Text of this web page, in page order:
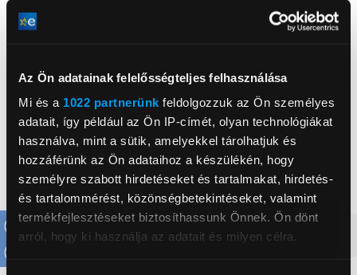
Az Ön adatainak felelősségteljes felhasználása
Mi és a 1022 partnerünk feldolgozzuk az Ön személyes
adatait, így például az Ön IP-címét, olyan technológiákat
használva, mint a sütik, amelyekkel tárolhatjuk és
hozzáférünk az Ön adataihoz a készülékén, hogy
személyre szabott hirdetéseket és tartalmakat, hirdetés-
és tartalommérést, közönségbetekintéseket, valamint
termékfejlesztéseket biztosíthassunk Önnek. Ön dönt
arról, hogy ki használja az adatait és milyen célra.
Téma
LEGO® DUPLO®
Érdeklődési kör
Kicsiknek
Részletes ismertető